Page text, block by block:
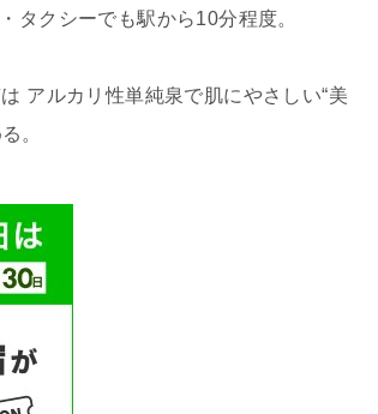
タクシーでも駅から10分程度。
アルカリ性単純泉で肌にやさしい“美
。